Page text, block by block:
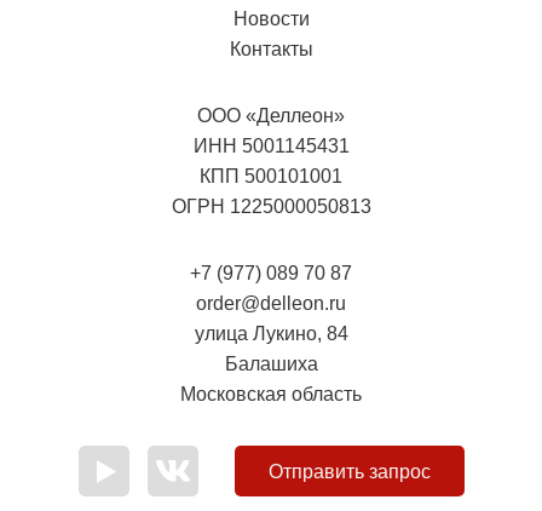
Новости
Контакты
ООО «Деллеон»
ИНН 5001145431
КПП 500101001
ОГРН 1225000050813
+7 (977) 089 70 87
order@delleon.ru
улица Лукино, 84
Балашиха
Московская область
Отправить запрос